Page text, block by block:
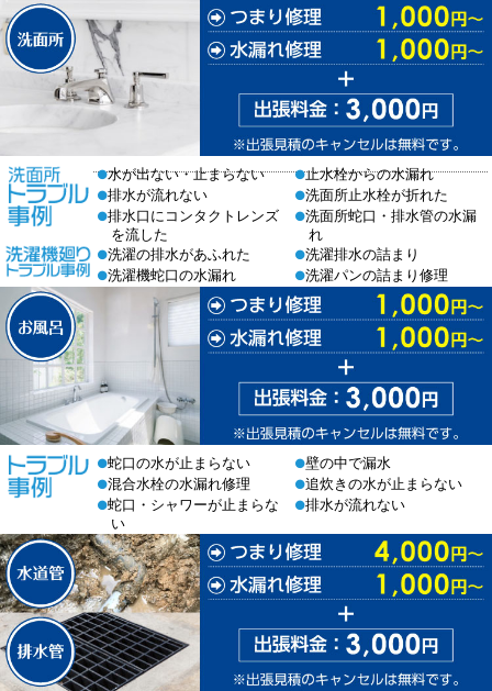
●水が出ない・止まらない
●排水が流れない
●排水口にコンタクトレンズ
を流した
●止水栓からの水漏れ
●洗面所止水栓が折れた
●洗面所蛇口・排水管の水漏
れ
●洗濯の排水があふれた
●洗濯機蛇口の水漏れ
●洗濯排水の詰まり
●洗濯パンの詰まり修理
●蛇口の水が止まらない
●混合水栓の水漏れ修理
●蛇口・シャワーが止まらな
い
●壁の中で漏水
●追炊きの水が止まらない
●排水が流れない